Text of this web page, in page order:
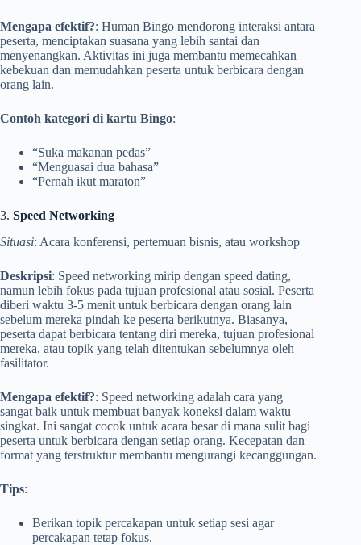
Mengapa efektif?: Human Bingo mendorong interaksi antara
peserta, menciptakan suasana yang lebih santai dan
menyenangkan. Aktivitas ini juga membantu memecahkan
kebekuan dan memudahkan peserta untuk berbicara dengan
orang lain.
Contoh kategori di kartu Bingo:
“Suka makanan pedas”
“Menguasai dua bahasa”
“Pernah ikut maraton”
3. Speed Networking
Situasi: Acara konferensi, pertemuan bisnis, atau workshop
Deskripsi: Speed networking mirip dengan speed dating,
namun lebih fokus pada tujuan profesional atau sosial. Peserta
diberi waktu 3-5 menit untuk berbicara dengan orang lain
sebelum mereka pindah ke peserta berikutnya. Biasanya,
peserta dapat berbicara tentang diri mereka, tujuan profesional
mereka, atau topik yang telah ditentukan sebelumnya oleh
fasilitator.
Mengapa efektif?: Speed networking adalah cara yang
sangat baik untuk membuat banyak koneksi dalam waktu
singkat. Ini sangat cocok untuk acara besar di mana sulit bagi
peserta untuk berbicara dengan setiap orang. Kecepatan dan
format yang terstruktur membantu mengurangi kecanggungan.
Tips:
Berikan topik percakapan untuk setiap sesi agar
percakapan tetap fokus.